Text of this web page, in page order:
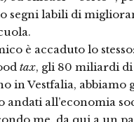
segni labili di
è accaduto lo
tax, gli 80 miliardi
in Vestfalia, abbiamo
andati all’economia